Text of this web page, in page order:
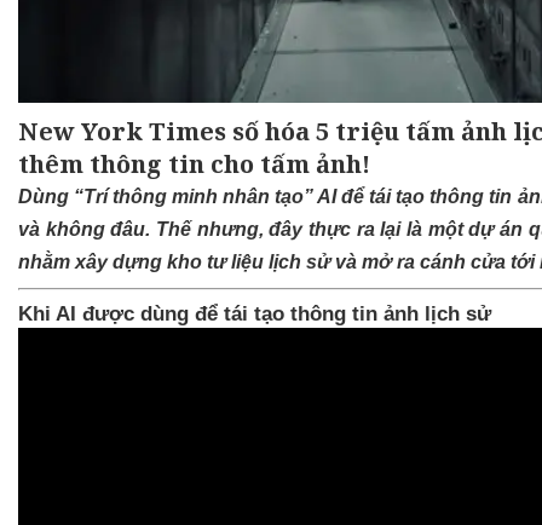
New York Times số hóa 5 triệu tấm ảnh
thêm thông tin cho tấm ảnh!
Dùng “Trí thông minh nhân tạo” AI để tái tạo thông tin
và không đâu. Thế nhưng, đây thực ra lại là một dự án
nhằm xây dựng kho tư liệu lịch sử và mở ra cánh cửa
Khi AI được dùng để tái tạo thông tin ảnh lịch sử